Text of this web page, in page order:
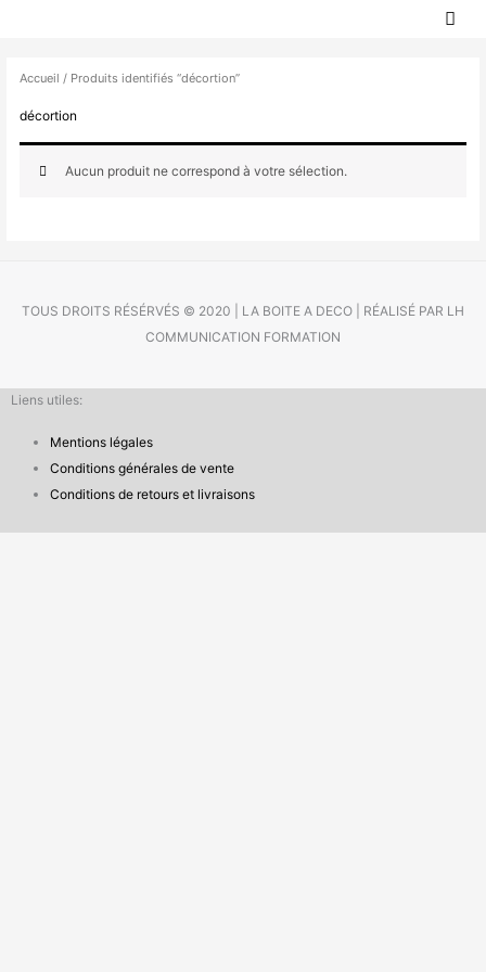
Accueil / Produits identifiés “décortion”
décortion
Aucun produit ne correspond à votre sélection.
TOUS DROITS RÉSÉRVÉS © 2020 | LA BOITE A DECO | RÉALISÉ PAR LH
COMMUNICATION FORMATION
Liens utiles:
Mentions légales
Conditions générales de vente
Conditions de retours et livraisons